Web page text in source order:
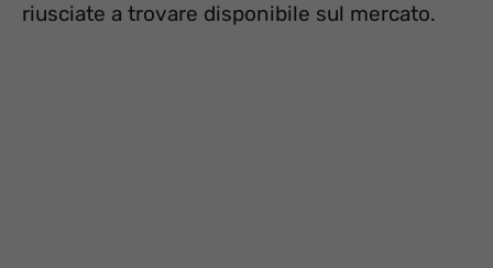
riusciate a trovare disponibile sul mercato.